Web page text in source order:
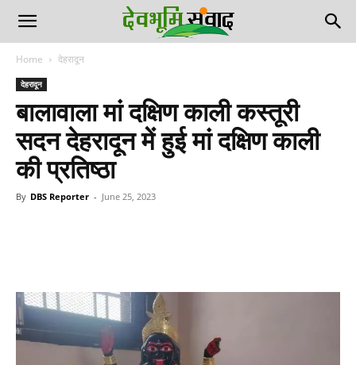
Home देहरादून
देहरादून
बालावाला मां दक्षिण काली कस्तूरी
सदन देहरादून में हुई मां दक्षिण काली
की प्रतिष्ठा
By DBS Reporter - June 25, 2023